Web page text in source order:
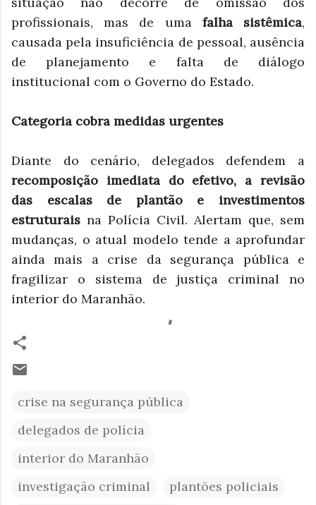
profissionais, mas de uma falha sistêmica,
causada pela insuficiência de pessoal, ausência
de planejamento e falta de diálogo
institucional com o Governo do Estado.
Categoria cobra medidas urgentes
Diante do cenário, delegados defendem a
recomposição imediata do efetivo, a revisão
das escalas de plantão e investimentos
estruturais na Polícia Civil. Alertam que, sem
mudanças, o atual modelo tende a aprofundar
ainda mais a crise da segurança pública e
fragilizar o sistema de justiça criminal no
interior do Maranhão.
crise na segurança pública
delegados de polícia
interior do Maranhão
investigação criminal
plantões policiais